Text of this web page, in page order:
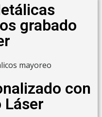
grabado
con
Láser